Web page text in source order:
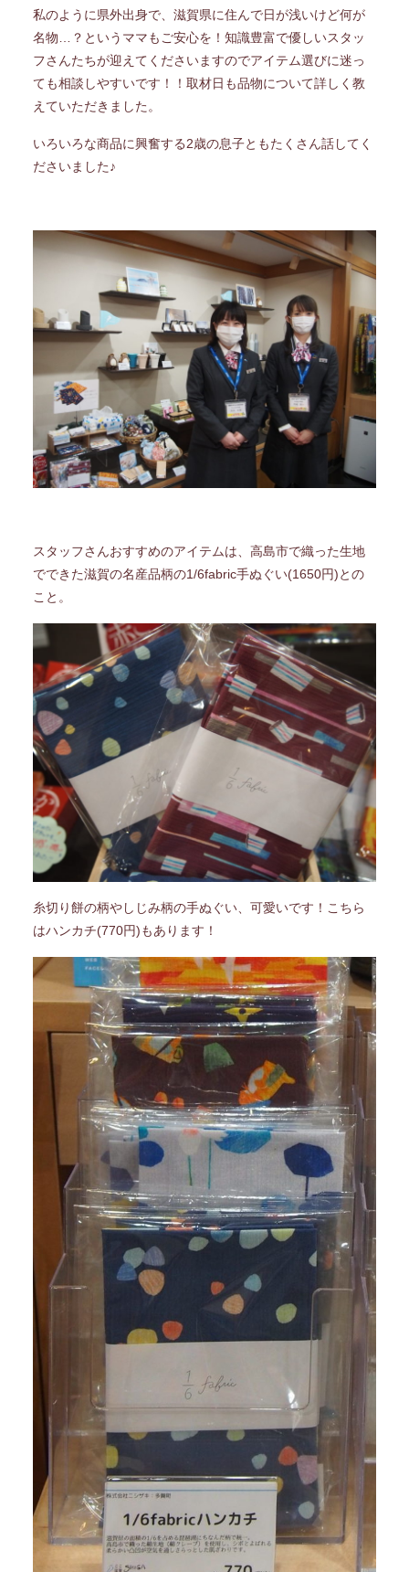
私のように県外出身で、滋賀県に住んで日が浅いけど何が
名物…？というママもご安心を！知識豊富で優しいスタッ
フさんたちが迎えてくださいますのでアイテム選びに迷っ
ても相談しやすいです！！取材日も品物について詳しく教
えていただきました。
いろいろな商品に興奮する2歳の息子ともたくさん話してく
ださいました♪
スタッフさんおすすめのアイテムは、高島市で織った生地
でできた滋賀の名産品柄の1/6fabric手ぬぐい(1650円)との
こと。
糸切り餅の柄やしじみ柄の手ぬぐい、可愛いです！こちら
はハンカチ(770円)もあります！